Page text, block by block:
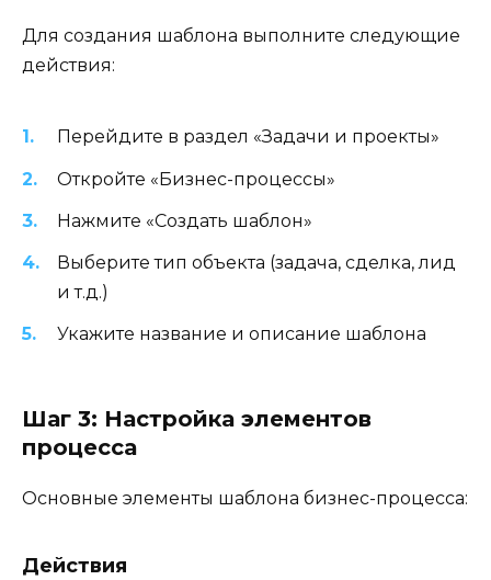
Для создания шаблона выполните следующие
действия:
Перейдите в раздел «Задачи и проекты»
Откройте «Бизнес-процессы»
Нажмите «Создать шаблон»
Выберите тип объекта (задача, сделка, лид
и т.д.)
Укажите название и описание шаблона
Шаг 3: Настройка элементов
процесса
Основные элементы шаблона бизнес-процесса:
Действия